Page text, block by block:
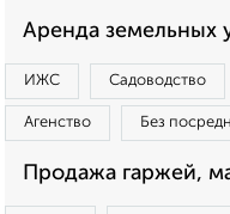
Аренда земельных
ИЖС Садоводство
Агенство Без
Продажа гаржей,